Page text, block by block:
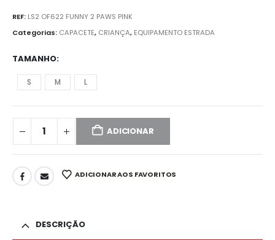
REF: LS2 OF622 FUNNY 2 PAWS PINK
Categorias: CAPACETE, CRIANÇA, EQUIPAMENTO ESTRADA
TAMANHO
S M L
ADICIONAR
ADICIONAR AOS FAVORITOS
DESCRIÇÃO